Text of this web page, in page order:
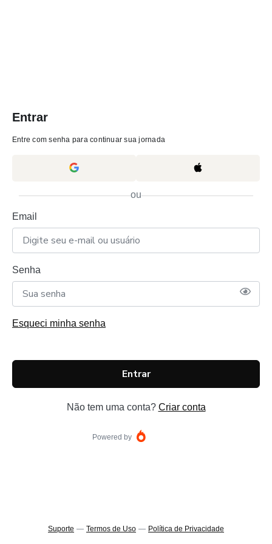
Entrar
Entre com senha para continuar sua jornada
ou
Email
Senha
Esqueci minha senha
Entrar
Não tem uma conta? Criar conta
Powered by
Suporte — Termos de Uso — Política de Privacidade